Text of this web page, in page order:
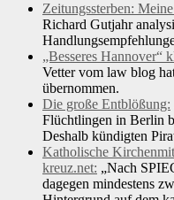
Zeitungssterben:
Richard Gutjahr
„Besseres Hannover“
Vetter vom law blog
übernommen.
Die große Entblößung:
Flüchtlingen in Berlin
Deshalb kündigten
Katholische
kreuz.net: „Nach
dagegen mindestens